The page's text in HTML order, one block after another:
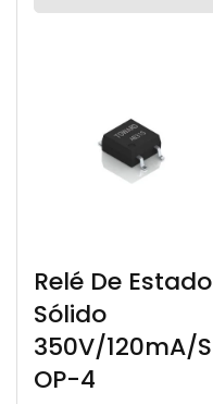
Relé De Estado
Sólido
350V/120mA/S
OP-4